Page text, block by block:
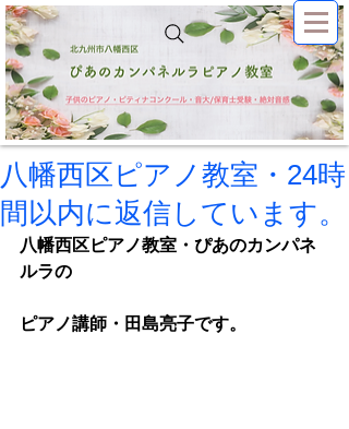
八幡西区ピアノ教室・24時
間以内に返信しています。
八幡西区ピアノ教室・ぴあのカンパネ
ルラの
ピアノ講師・田島亮子です。